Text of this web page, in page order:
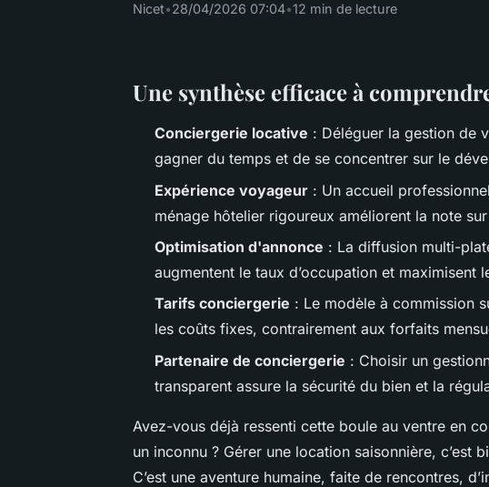
Nicet•28/04/2026 07:04•12 min de lecture
Une synthèse efficace à
Conciergerie locative : Déléguer la gestion de
gagner du temps et de se concentrer sur le
Expérience voyageur : Un accueil
ménage hôtelier rigoureux améliorent la note
Optimisation d'annonce : La diffusion multi-
augmentent le taux d’occupation et maximisent
Tarifs conciergerie : Le modèle à commission
les coûts fixes, contrairement aux forfaits
Partenaire de conciergerie : Choisir un
transparent assure la sécurité du bien et la
Avez-vous déjà ressenti cette boule au ventre en
un inconnu ? Gérer une location saisonnière, c’est
C’est une aventure humaine, faite de rencontres,